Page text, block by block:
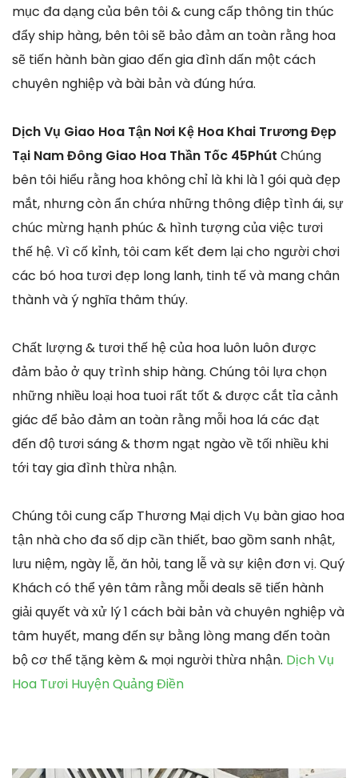
mục đa dạng của bên tôi & cung cấp thông tin thúc
đẩy ship hàng, bên tôi sẽ bảo đảm an toàn rằng hoa
sẽ tiến hành bàn giao đến gia đình dấn một cách
chuyên nghiệp và bài bản và đúng hứa.
Dịch Vụ Giao Hoa Tận Nơi Kệ Hoa Khai Trương Đẹp
Tại Nam Đông Giao Hoa Thần Tốc 45Phút Chúng
bên tôi hiểu rằng hoa không chỉ là khi là 1 gói quà đẹp
mắt, nhưng còn ẩn chứa những thông điệp tình ái, sự
chúc mừng hạnh phúc & hình tượng của việc tươi
thế hệ. Vì cố kỉnh, tôi cam kết đem lại cho người chơi
các bó hoa tươi đẹp long lanh, tinh tế và mang chân
thành và ý nghĩa thâm thúy.
Chất lượng & tươi thế hệ của hoa luôn luôn được
đảm bảo ở quy trình ship hàng. Chúng tôi lựa chọn
những nhiều loại hoa tuoi rất tốt & được cắt tỉa cảnh
giác để bảo đảm an toàn rằng mỗi hoa lá các đạt
đến độ tươi sáng & thơm ngạt ngào về tối nhiều khi
tới tay gia đình thừa nhận.
Chúng tôi cung cấp Thương Mại dịch Vụ bàn giao hoa
tận nhà cho đa số dịp cần thiết, bao gồm sanh nhật,
lưu niệm, ngày lễ, ăn hỏi, tang lễ và sự kiện đơn vị. Quý
Khách có thể yên tâm rằng mỗi deals sẽ tiến hành
giải quyết và xử lý 1 cách bài bản và chuyên nghiệp và
tâm huyết, mang đến sự bằng lòng mang đến toàn
bộ cơ thể tặng kèm & mọi người thừa nhận. Dịch Vụ
Hoa Tươi Huyện Quảng Điền